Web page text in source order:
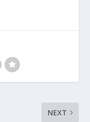
NEXT